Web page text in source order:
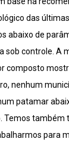
das
abaixo de
sob controle. A
composto
nenhum
patamar
Temos também
para